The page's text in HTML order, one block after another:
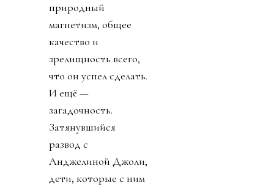
природный
магнетизм, общее
качество и
зрелищность всего,
что он успел сделать.
И ещё —
загадочность.
Затянувшийся
развод с
Анджелиной Джоли,
дети, которые с ним